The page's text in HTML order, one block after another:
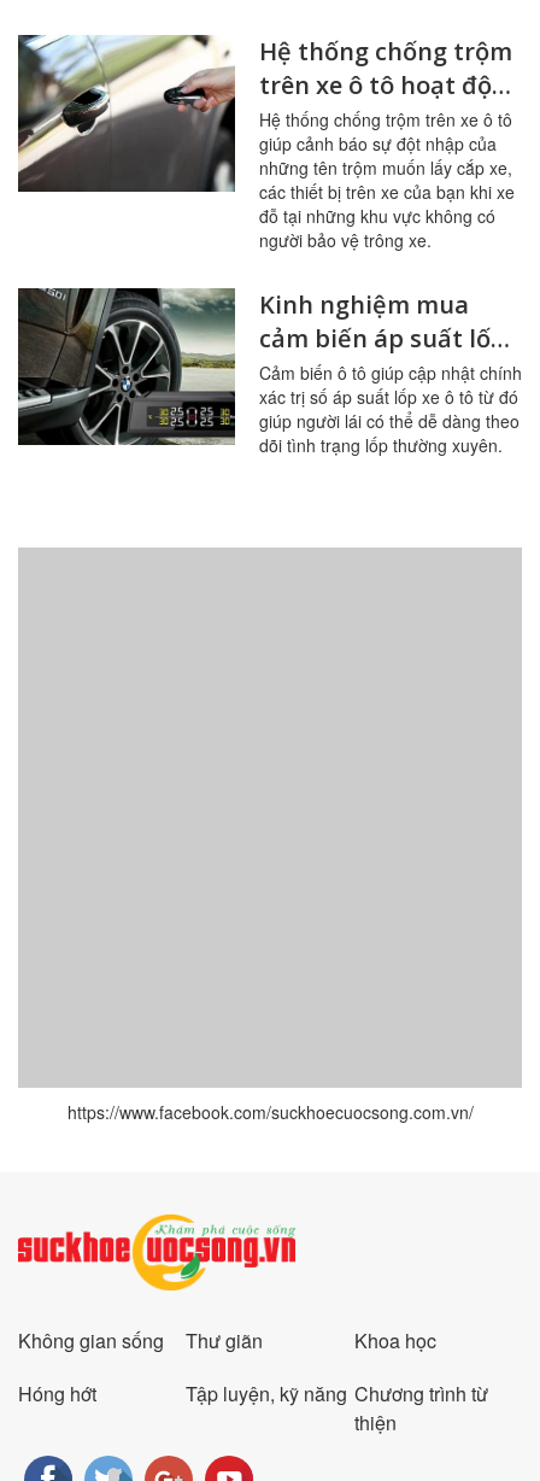
Hệ thống chống trộm
trên xe ô tô hoạt động
như nào, cách tắt còi
chống trộm
Hệ thống chống trộm trên xe ô tô
giúp cảnh báo sự đột nhập của
những tên trộm muốn lấy cắp xe,
các thiết bị trên xe của bạn khi xe
đỗ tại những khu vực không có
người bảo vệ trông xe.
Kinh nghiệm mua
cảm biến áp suất lốp
xe ô tô: Cấu tạo, cách
lắp chuẩn
Cảm biến ô tô giúp cập nhật chính
xác trị số áp suất lốp xe ô tô từ đó
giúp người lái có thể dễ dàng theo
dõi tình trạng lốp thường xuyên.
https://www.facebook.com/suckhoecuocsong.com.vn/
Không gian sống Thư giãn
Khoa học
Hóng hớt
Tập luyện, kỹ năng Chương trình từ
thiện